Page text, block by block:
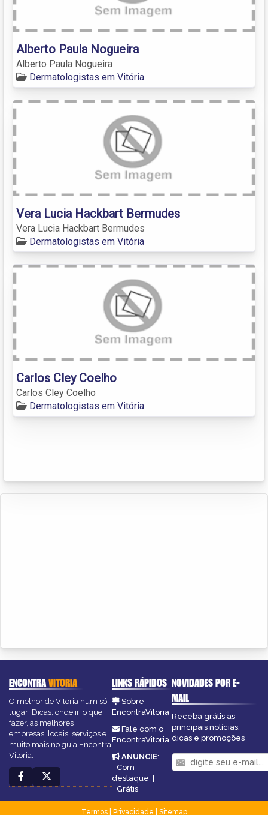
Alberto Paula Nogueira
Alberto Paula Nogueira
Dermatologistas em Vitória
Vera Lucia Hackbart Bermudes
Vera Lucia Hackbart Bermudes
Dermatologistas em Vitória
Carlos Cley Coelho
Carlos Cley Coelho
Dermatologistas em Vitória
ENCONTRAVITORIA
O melhor de Vitoria num só
lugar! Dicas, onde ir, o que
fazer, as melhores
empresas, locais, serviços e
muito mais no guia Encontra
Vitoria.
LINKS RÁPIDOS
Sobre
EncontraVitoria
Fale com o
EncontraVitoria
ANUNCIE:
Com
destaque |
Grátis
NOVIDADES POR E-
MAIL
Receba grátis as
principais notícias,
dicas e promoções
Termos| Privacidade
Sitemap